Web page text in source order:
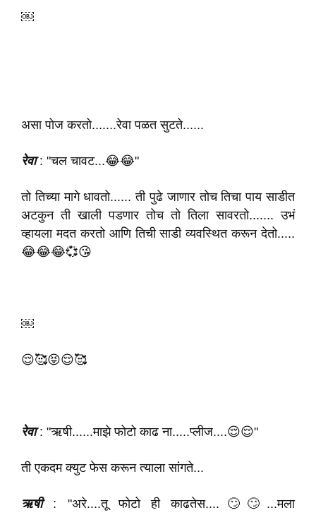
￼
असा पोज करतो.......रेवा पळत सुटते......
रेवा: "चल चावट...😂😂"
तो तिच्या मागे धावतो...... ती पुढे जाणार तोच तिचा पाय साडीत
अटकुन ती खाली पडणार तोच तो तिला सावरतो....... उभं
व्हायला मदत करतो आणि तिची साडी व्यवस्थित करून देतो.....
😂😂😂💞😘
￼
😌🥰😝😌🥰
रेवा: "ऋषी......माझे फोटो काढ ना.....प्लीज....😌😌"
ती एकदम क्युट फेस करून त्याला सांगते...
ऋषी: "अरे....तू फोटो ही काढतेस....🙄🙄...मला